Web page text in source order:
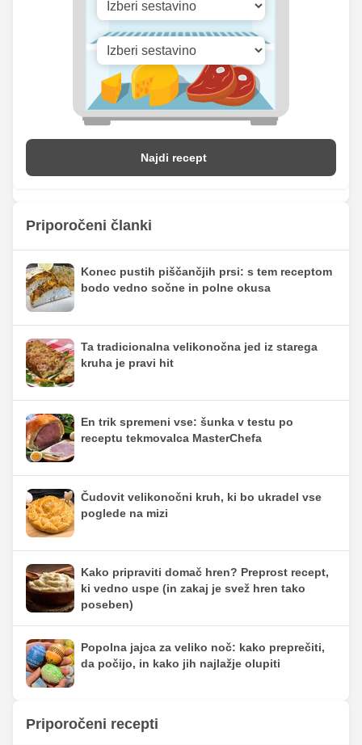
Najdi recept
Priporočeni članki
Konec pustih piščančjih prsi: s tem receptom
bodo vedno sočne in polne okusa
Ta tradicionalna velikonočna jed iz starega
kruha je pravi hit
En trik spremeni vse: šunka v testu po
receptu tekmovalca MasterChefa
Čudovit velikonočni kruh, ki bo ukradel vse
poglede na mizi
Kako pripraviti domač hren? Preprost recept,
ki vedno uspe (in zakaj je svež hren tako
poseben)
Popolna jajca za veliko noč: kako preprečiti,
da počijo, in kako jih najlažje olupiti
Priporočeni recepti